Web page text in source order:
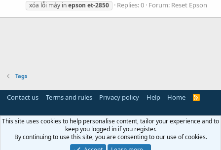
xóa lỗi máy inepson et-2850 Replies: 0 Forum: Reset Epson
Tags
Contact us Terms and rules Privacy policy Help Home
R
This site uses cookies to help personalise content, tailor your experience and to
keep you logged in if you register.
By continuing to use this site, you are consenting to our use of cookies.